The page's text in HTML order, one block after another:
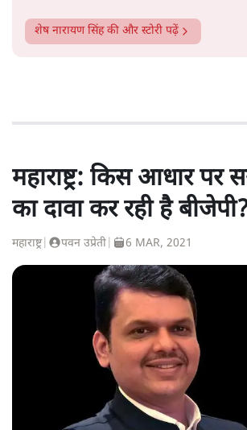
शेष नारायण सिंहकी और स्टोरी पढ़ें
महाराष्ट्र: किस आधार पर
का दावा कर रही है
महाराष्ट्र| पवन उप्रेती 6 MAR, 2021